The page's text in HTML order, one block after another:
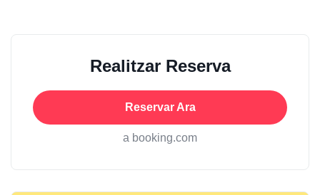
Realitzar Reserva
Reservar Ara
a booking.com